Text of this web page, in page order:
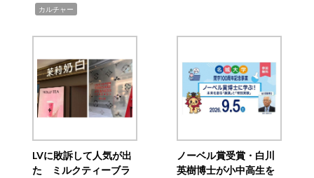
カルチャー
LVに敗訴して人気が出
た ミルクティーブラ
ノーベル賞受賞・白川
英樹博士が小中高生を